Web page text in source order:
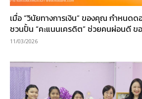
เมื่อ “วินัยทางการเงิน” ของคุณ กำหนด
ชวนปั้น “คะแนนเครดิต” ช่วยคนผ่อนดี
11/03/2026